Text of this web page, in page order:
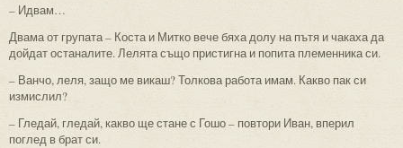
– Идвам…
Двама от групата – Коста и Митко вече бяха долу на пътя и чакаха да
дойдат останалите. Лелята също пристигна и попита племенника си.
– Ванчо, леля, защо ме викаш? Толкова работа имам. Какво пак си
измислил?
– Гледай, гледай, какво ще стане с Гошо – повтори Иван, вперил
поглед в брат си.